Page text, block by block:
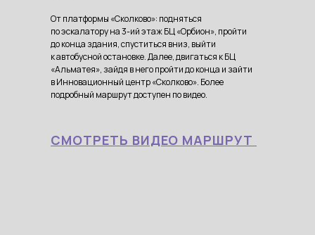
От платформы «Сколково»: подняться
по эскалатору на 3-ий этаж БЦ «Орбион», пройти
до конца здания, спуститься вниз, выйти
к автобусной остановке. Далее, двигаться к БЦ
«Альматея», зайдя в него пройти до конца и зайти
в Инновационный центр «Сколково». Более
подробный маршрут доступен по видео.
СМОТРЕТЬ ВИДЕО МАРШРУТ